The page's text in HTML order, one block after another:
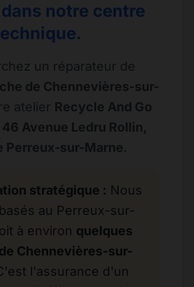
notre centre
un réparateur de
de Chennevières-sur-
atelier Recycle And Go
Avenue Ledru Rollin,
Perreux-sur-Marne.
stratégique : Nous
au Perreux-sur-
à environ quelques
Chennevières-sur-
l'assurance d'un